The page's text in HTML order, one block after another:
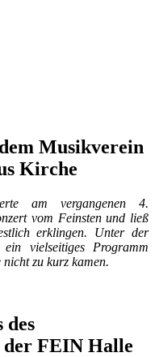
Musikverein
Kirche
am vergangenen 4.
vom Feinsten und ließ
erklingen. Unter der
vielseitiges Programm
zu kurz kamen.
des
FEIN Halle